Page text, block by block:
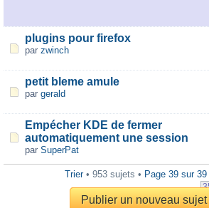
plugins pour firefox
par zwinch
petit bleme amule
par gerald
Empécher KDE de fermer
automatiquement une session
par SuperPat
Trier• 953 sujets • Page 39 sur 39
Publier un nouveau sujet